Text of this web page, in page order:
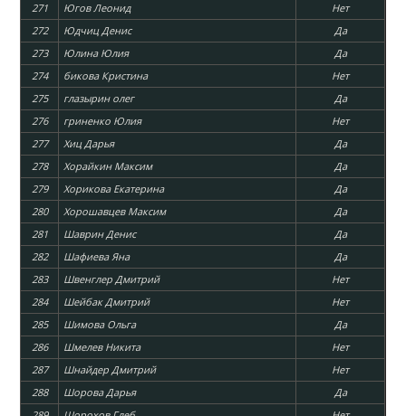
271
Югов Леонид
Нет
272
Юдчиц Денис
Да
273
Юлина Юлия
Да
274
бикова Кристина
Нет
275
глазырин олег
Да
276
гриненко Юлия
Нет
277
Хиц Дарья
Да
278
Хорайкин Максим
Да
279
Хорикова Екатерина
Да
280
Хорошавцев Максим
Да
281
Шаврин Денис
Да
282
Шафиева Яна
Да
283
Швенглер Дмитрий
Нет
284
Шейбак Дмитрий
Нет
285
Шимова Ольга
Да
286
Шмелев Никита
Нет
287
Шнайдер Дмитрий
Нет
288
Шорова Дарья
Да